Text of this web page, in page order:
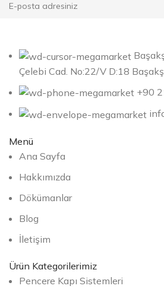
Çelebi Cad. No:22/V D:18
+90
Menü
Ana Sayfa
Hakkımızda
Dökümanlar
Blog
İletişim
Ürün Kategorilerimiz
Pencere Kapı Sistemleri